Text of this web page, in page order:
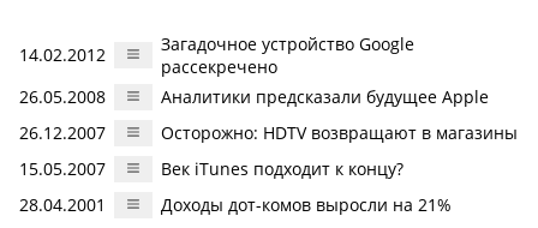
14.02.2012
Загадочное устройство Google
рассекречено
26.05.2008
Аналитики предсказали будущее Apple
26.12.2007
Осторожно: HDTV возвращают в магазины
15.05.2007
Век iTunes подходит к концу?
28.04.2001
Доходы дот-комов выросли на 21%